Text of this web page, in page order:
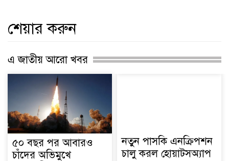
শেয়ার করুন
এ জাতীয় আরো খবর
৫০ বছর পর আবারও
চাঁদের অভিমুখে
নতুন পাসকি এনক্রিপশন
চালু করল হোয়াটসঅ্যাপ